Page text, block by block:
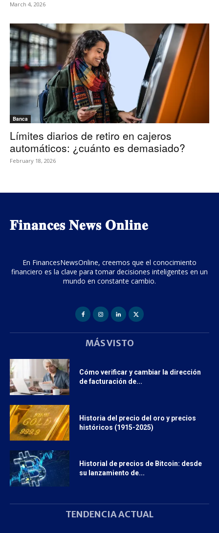
March 4, 2026
Banca
Límites diarios de retiro en cajeros
automáticos: ¿cuánto es demasiado?
February 18, 2026
𝐅𝐢𝐧𝐚𝐧𝐜𝐞𝐬 𝐍𝐞𝐰𝐬 𝐎𝐧𝐥𝐢𝐧𝐞
En FinancesNewsOnline, creemos que el conocimiento
financiero es la clave para tomar decisiones inteligentes en un
mundo en constante cambio.
MÁS VISTO
Cómo verificar y cambiar la dirección
de facturación de...
Historia del precio del oro y precios
históricos (1915-2025)
Historial de precios de Bitcoin: desde
su lanzamiento de...
TENDENCIA ACTUAL